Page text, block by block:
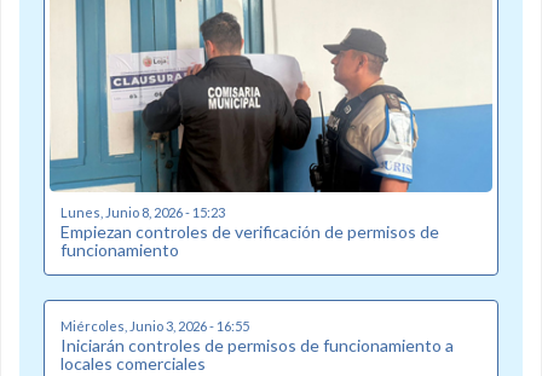
Lunes, Junio 8, 2026 - 15:23
Empiezan controles de verificación de permisos de
funcionamiento
Miércoles, Junio 3, 2026 - 16:55
Iniciarán controles de permisos de funcionamiento a
locales comerciales